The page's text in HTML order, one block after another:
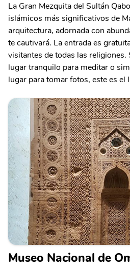
La Gran Mezquita del Sultán
islámicos más significativos de
arquitectura, adornada con
te cautivará. La entrada es
visitantes de todas las religiones.
lugar tranquilo para meditar o
lugar para tomar fotos, este es el
Museo Nacional de